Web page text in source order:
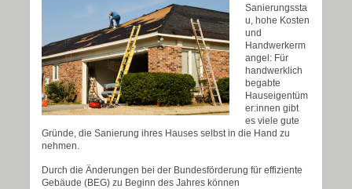
Sanierungssta
u, hohe Kosten
und
Handwerkerm
angel: Für
handwerklich
begabte
Hauseigentüm
er:innen gibt
es viele gute
Gründe, die Sanierung ihres Hauses selbst in die Hand zu
nehmen.
Durch die Änderungen bei der Bundesförderung für effiziente
Gebäude (BEG) zu Beginn des Jahres können